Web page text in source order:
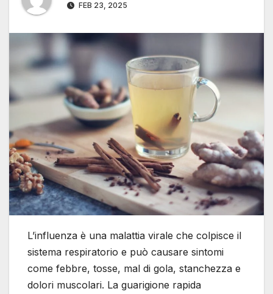
FEB 23, 2025
L’influenza è una malattia virale che colpisce il
sistema respiratorio e può causare sintomi
come febbre, tosse, mal di gola, stanchezza e
dolori muscolari. La guarigione rapida